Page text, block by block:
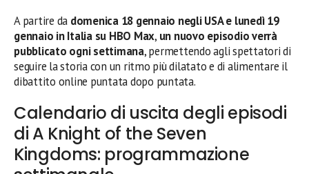
A partire da domenica 18 gennaio negli USA e lunedì 19
gennaio in Italia su HBO Max, un nuovo episodio verrà
pubblicato ogni settimana, permettendo agli spettatori di
seguire la storia con un ritmo più dilatato e di alimentare il
dibattito online puntata dopo puntata.
Calendario di uscita degli episodi
di A Knight of the Seven
Kingdoms: programmazione